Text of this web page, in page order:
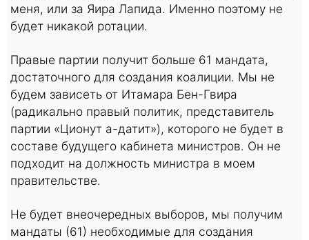
меня, или за Яира Лапида. Именно поэтому не
будет никакой ротации.
Правые партии получит больше 61 мандата,
достаточного для создания коалиции. Мы не
будем зависеть от Итамара Бен-Гвира
(радикально правый политик, представитель
партии «Ционут а-датит»), которого не будет в
составе будущего кабинета министров. Он не
подходит на должность министра в моем
правительстве.
Не будет внеочередных выборов, мы получим
мандаты (61) необходимые для создания